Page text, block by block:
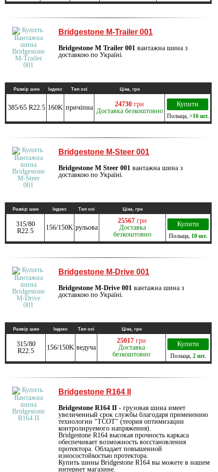
Bridgestone M-Trailer 001
Bridgestone M Trailer 001 вантажна шина з
доставкою по Україні.
Размір шин Індекс Тип осі Ціна, грн
385/65 R22.5 160K причіпна 24730 грн
Доставка безкоштовно
Купити
Польща, >16 шт.
Bridgestone M-Steer 001
Bridgestone M Steer 001 вантажна шина з
доставкою по Україні.
Размір шин Індекс Тип осі Ціна, грн
315/80
R22.5
156/150K рульова
25567 грн
Доставка
безкоштовно
Купити
Польща 10 шт.
Bridgestone M-Drive 001
Bridgestone M-Drive 001 вантажна шина з
доставкою по Україні.
Размір шин Індекс Тип осі Ціна, грн
315/80
R22.5
156/150K ведуча
25017 грн
Доставка
безкоштовно
Купити
Польща 2 шт.
Bridgestone R164 II
Bridgestone R164 II - грузовая шина имеет
увеличенный срок службы благодаря применению
технологии "ТСОТ" (теория оптимизации
контролируемого напряжения).
Bridgestone R164 высокая прочность каркаса
обеспечивает возможность восстановления
протектора. Обладает повышенной
износостойкостью протектора.
Купить шины Bridgestone R164 вы можете в нашем
интернет магазине.